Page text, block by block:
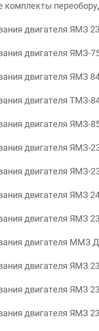
двигателя ЯМЗ
двигателя ЯМЗ-
двигателя ЯМЗ
двигателя ТМЗ-
двигателя ЯМЗ-
двигателя ЯМЗ-
двигателя ЯМЗ-
двигателя ЯМЗ
двигателя ЯМЗ
двигателя ММЗ
двигателя ЯМЗ
двигателя ЯМЗ
двигателя ЯМЗ